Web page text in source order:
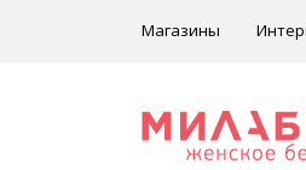
Магазины